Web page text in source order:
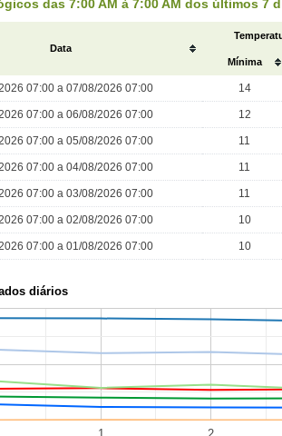
das 7:00 AM à 7:00 AM dos últimos 7
Data
Mínima
07:00 a 07/08/2026 07:00 14
07:00 a 06/08/2026 07:00 12
07:00 a 05/08/2026 07:00 11
07:00 a 04/08/2026 07:00 11
07:00 a 03/08/2026 07:00 11
07:00 a 02/08/2026 07:00 10
07:00 a 01/08/2026 07:00 10
diários